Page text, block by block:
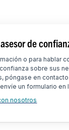
de
o para hablar
sobre sus
póngase en
un formulario en
nosotros